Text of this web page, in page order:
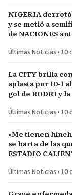
NIGERIA derrotó
y se metió a
de NACIONES
Últimas Noticias • 10
La CITY brilla
aplasta por 10-1
gol de RODRI y
Últimas Noticias • 10
«Me tienen
se harta de las quejas del AMÉRICA por el
ESTADIO
Últimas Noticias • 10